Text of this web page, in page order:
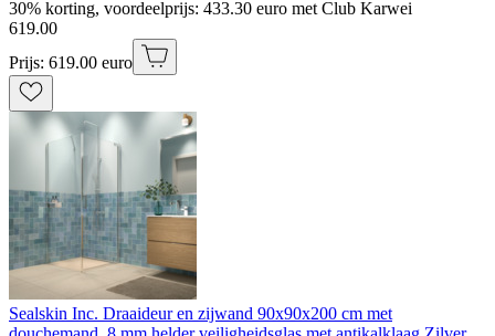
30% korting, voordeelprijs: 433.30 euro met Club Karwei
619.00
Prijs: 619.00 euro
Sealskin Inc. Draaideur en zijwand 90x90x200 cm met